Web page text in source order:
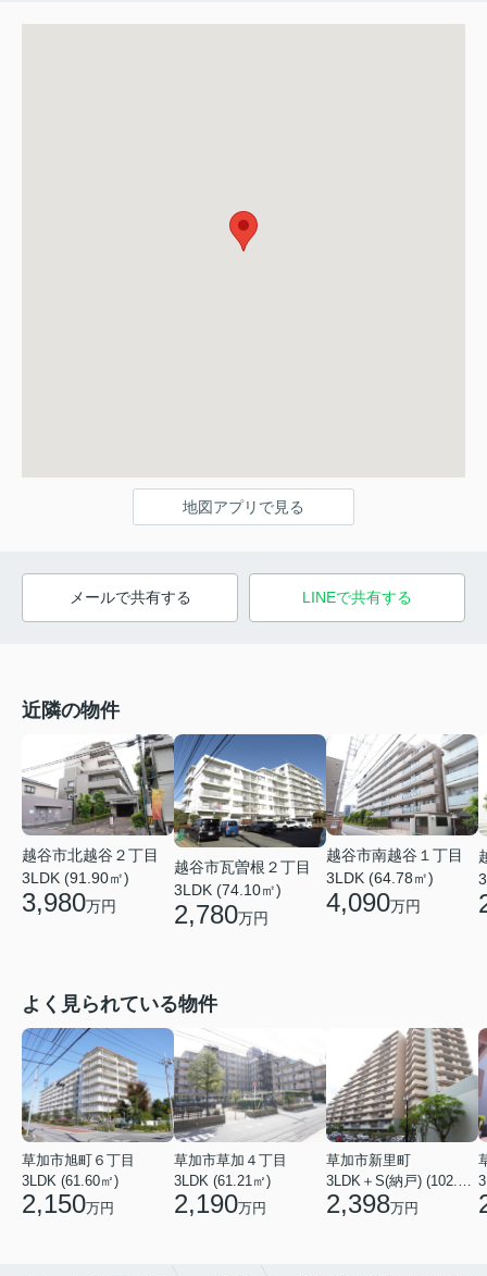
地図アプリで見る
メールで共有する LINEで共有する
近隣の物件
越谷市北越谷２丁目
3LDK (91.90㎡)
3,980万円
越谷市瓦曽根２丁目
3LDK (74.10㎡)
2,780万円
越谷市南越谷１丁目
3LDK (64.78㎡)
4,090万円
よく見られている物件
草加市旭町６丁目
3LDK (61.60㎡)
2,150万円
草加市草加４丁目
3LDK (61.21㎡)
2,190万円
草加市新里町
3LDK＋S(納戸) (102.77㎡)
2,398万円